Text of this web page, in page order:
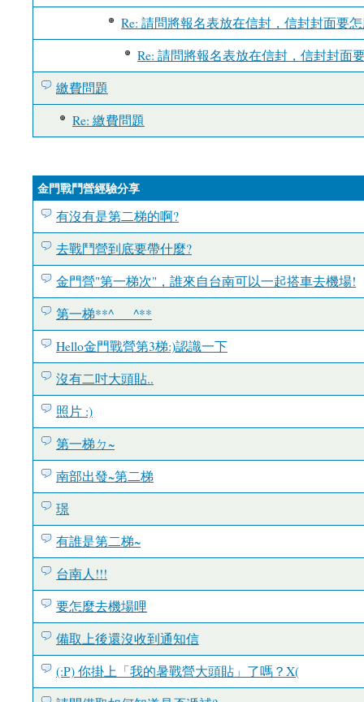
Re: 請問將報名表放在信封，信封封面要
Re: 請問將報名表放在信封，信封封面
繳費問題
Re: 繳費問題
金門戰鬥營經驗分享
有沒有是第二梯的啊?
去戰鬥營到底要帶什麼?
金門營"第一梯次"，誰來自台南可以一起搭車去機場!
第一梯**^___^**
Hello金門戰營第3梯:)認識一下
沒有二吋大頭貼..
照片 :)
第一梯ㄉ~
南部出發~第二梯
璟
有誰是第二梯~
台南人!!!
要怎麼去機場哩
備取上後還沒收到通知信
(:P) 你掛上「我的暑戰營大頭貼」了嗎？X(